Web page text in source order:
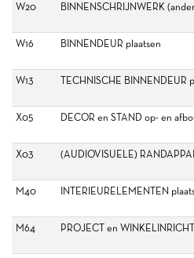
W20
BINNENSCHRIJNWERK
W16
BINNENDEUR plaatsen
W13
TECHNISCHE BINNENDEUR
X05
DECOR en STAND op- en
X03
(AUDIOVISUELE)
M40
INTERIEURELEMENTEN
M64
PROJECT en